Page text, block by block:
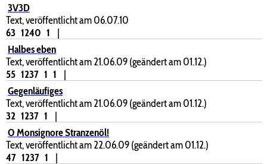
3V3D
Text, veröffentlicht am 06.07.10
63 1240 1
|
Halbes eben
Text, veröffentlicht am 21.06.09 (geändert am 01.12.)
55 1237 1 1
|
Gegenläufiges
Text, veröffentlicht am 21.06.09 (geändert am 01.12.)
32 1237 1
|
O Monsignore Stranzenöl!
Text, veröffentlicht am 22.06.09 (geändert am 01.12.)
47 1237 1
|